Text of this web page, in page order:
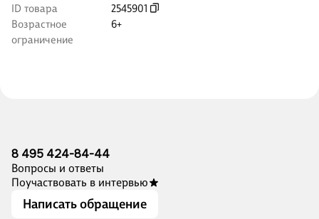
ID товара
2545901
Возрастное
ограничение
6+
8 495 424-84-44
Вопросы и ответы
Поучаствовать в интервью
Написать обращение